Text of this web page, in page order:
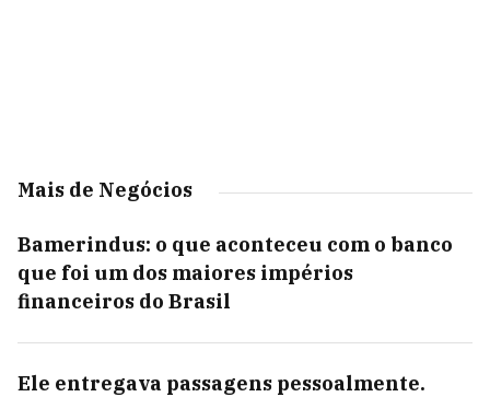
Mais de Negócios
Bamerindus: o que aconteceu com o banco
que foi um dos maiores impérios
financeiros do Brasil
Ele entregava passagens pessoalmente.